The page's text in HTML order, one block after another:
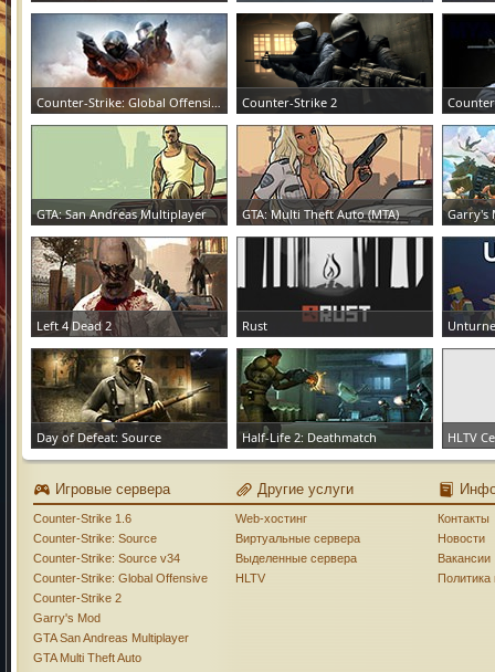
ЗАКАЗАТЬ СЕРВЕР
ЗАКАЗАТЬ СЕРВЕР
Counter-Strike: Global Offensive
ЗАКАЗАТЬ СЕРВЕР
Counter-Strike 2
ЗАКАЗАТЬ СЕРВЕР
GTA: San Andreas Multiplayer
ЗАКАЗАТЬ СЕРВЕР
GTA: Multi Theft Auto (MTA)
ЗАКАЗАТЬ СЕРВЕР
Garry's
Left 4 Dead 2
ЗАКАЗАТЬ СЕРВЕР
Rust
ЗАКАЗАТЬ СЕРВЕР
Day of Defeat: Source
ЗАКАЗАТЬ СЕРВЕР
Half-Life 2: Deathmatch
ЗАКАЗАТЬ СЕРВЕР
HLTV
Игровые сервера
Counter-Strike 1.6
Counter-Strike: Source
Counter-Strike: Source v34
Counter-Strike: Global Offensive
Counter-Strike 2
Garry's Mod
GTA San Andreas Multiplayer
GTA Multi Theft Auto
Другие услуги
Web-хостинг
Виртуальные сервера
Выделенные сервера
HLTV
Контакты
Новости
Вакансии
Политика